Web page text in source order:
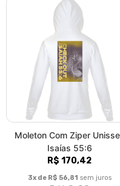
R$ 170,42
3x de R$ 56,81
P, M, G, GG